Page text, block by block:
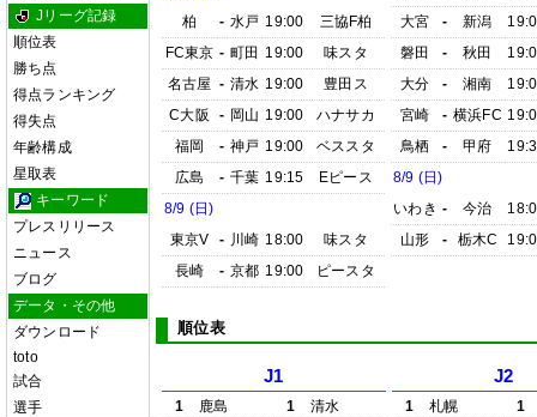
Jリーグ記録
順位表
勝ち点
得点ランキング
得失点
年齢構成
星取表
キーワード
プレスリリース
ニュース
ブログ
データ・その他
ダウンロード
toto
試合
選手
柏
- 水戸 19:00
三協F柏
FC東京 - 町田 19:00
味スタ
名古屋 - 清水 19:00
豊田ス
C大阪
- 岡山 19:00
ハナサカ
福岡
- 神戸 19:00
ベススタ
広島
- 千葉 19:15
Eピース
8/9 (日)
東京V
- 川崎 18:00
味スタ
長崎
- 京都 19:00 ピースタ
大宮
- 新潟
磐田
- 秋田
大分
- 湘南
宮崎
- 横浜FC
鳥栖
- 甲府
8/9 (日)
いわき - 今治
山形
- 栃木C
順位表
J1
1 鹿島 1
清水
J2
1 札幌
1